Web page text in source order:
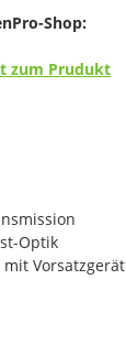
Shop:
zum Prudukt
Optik
Vorsatzgerät